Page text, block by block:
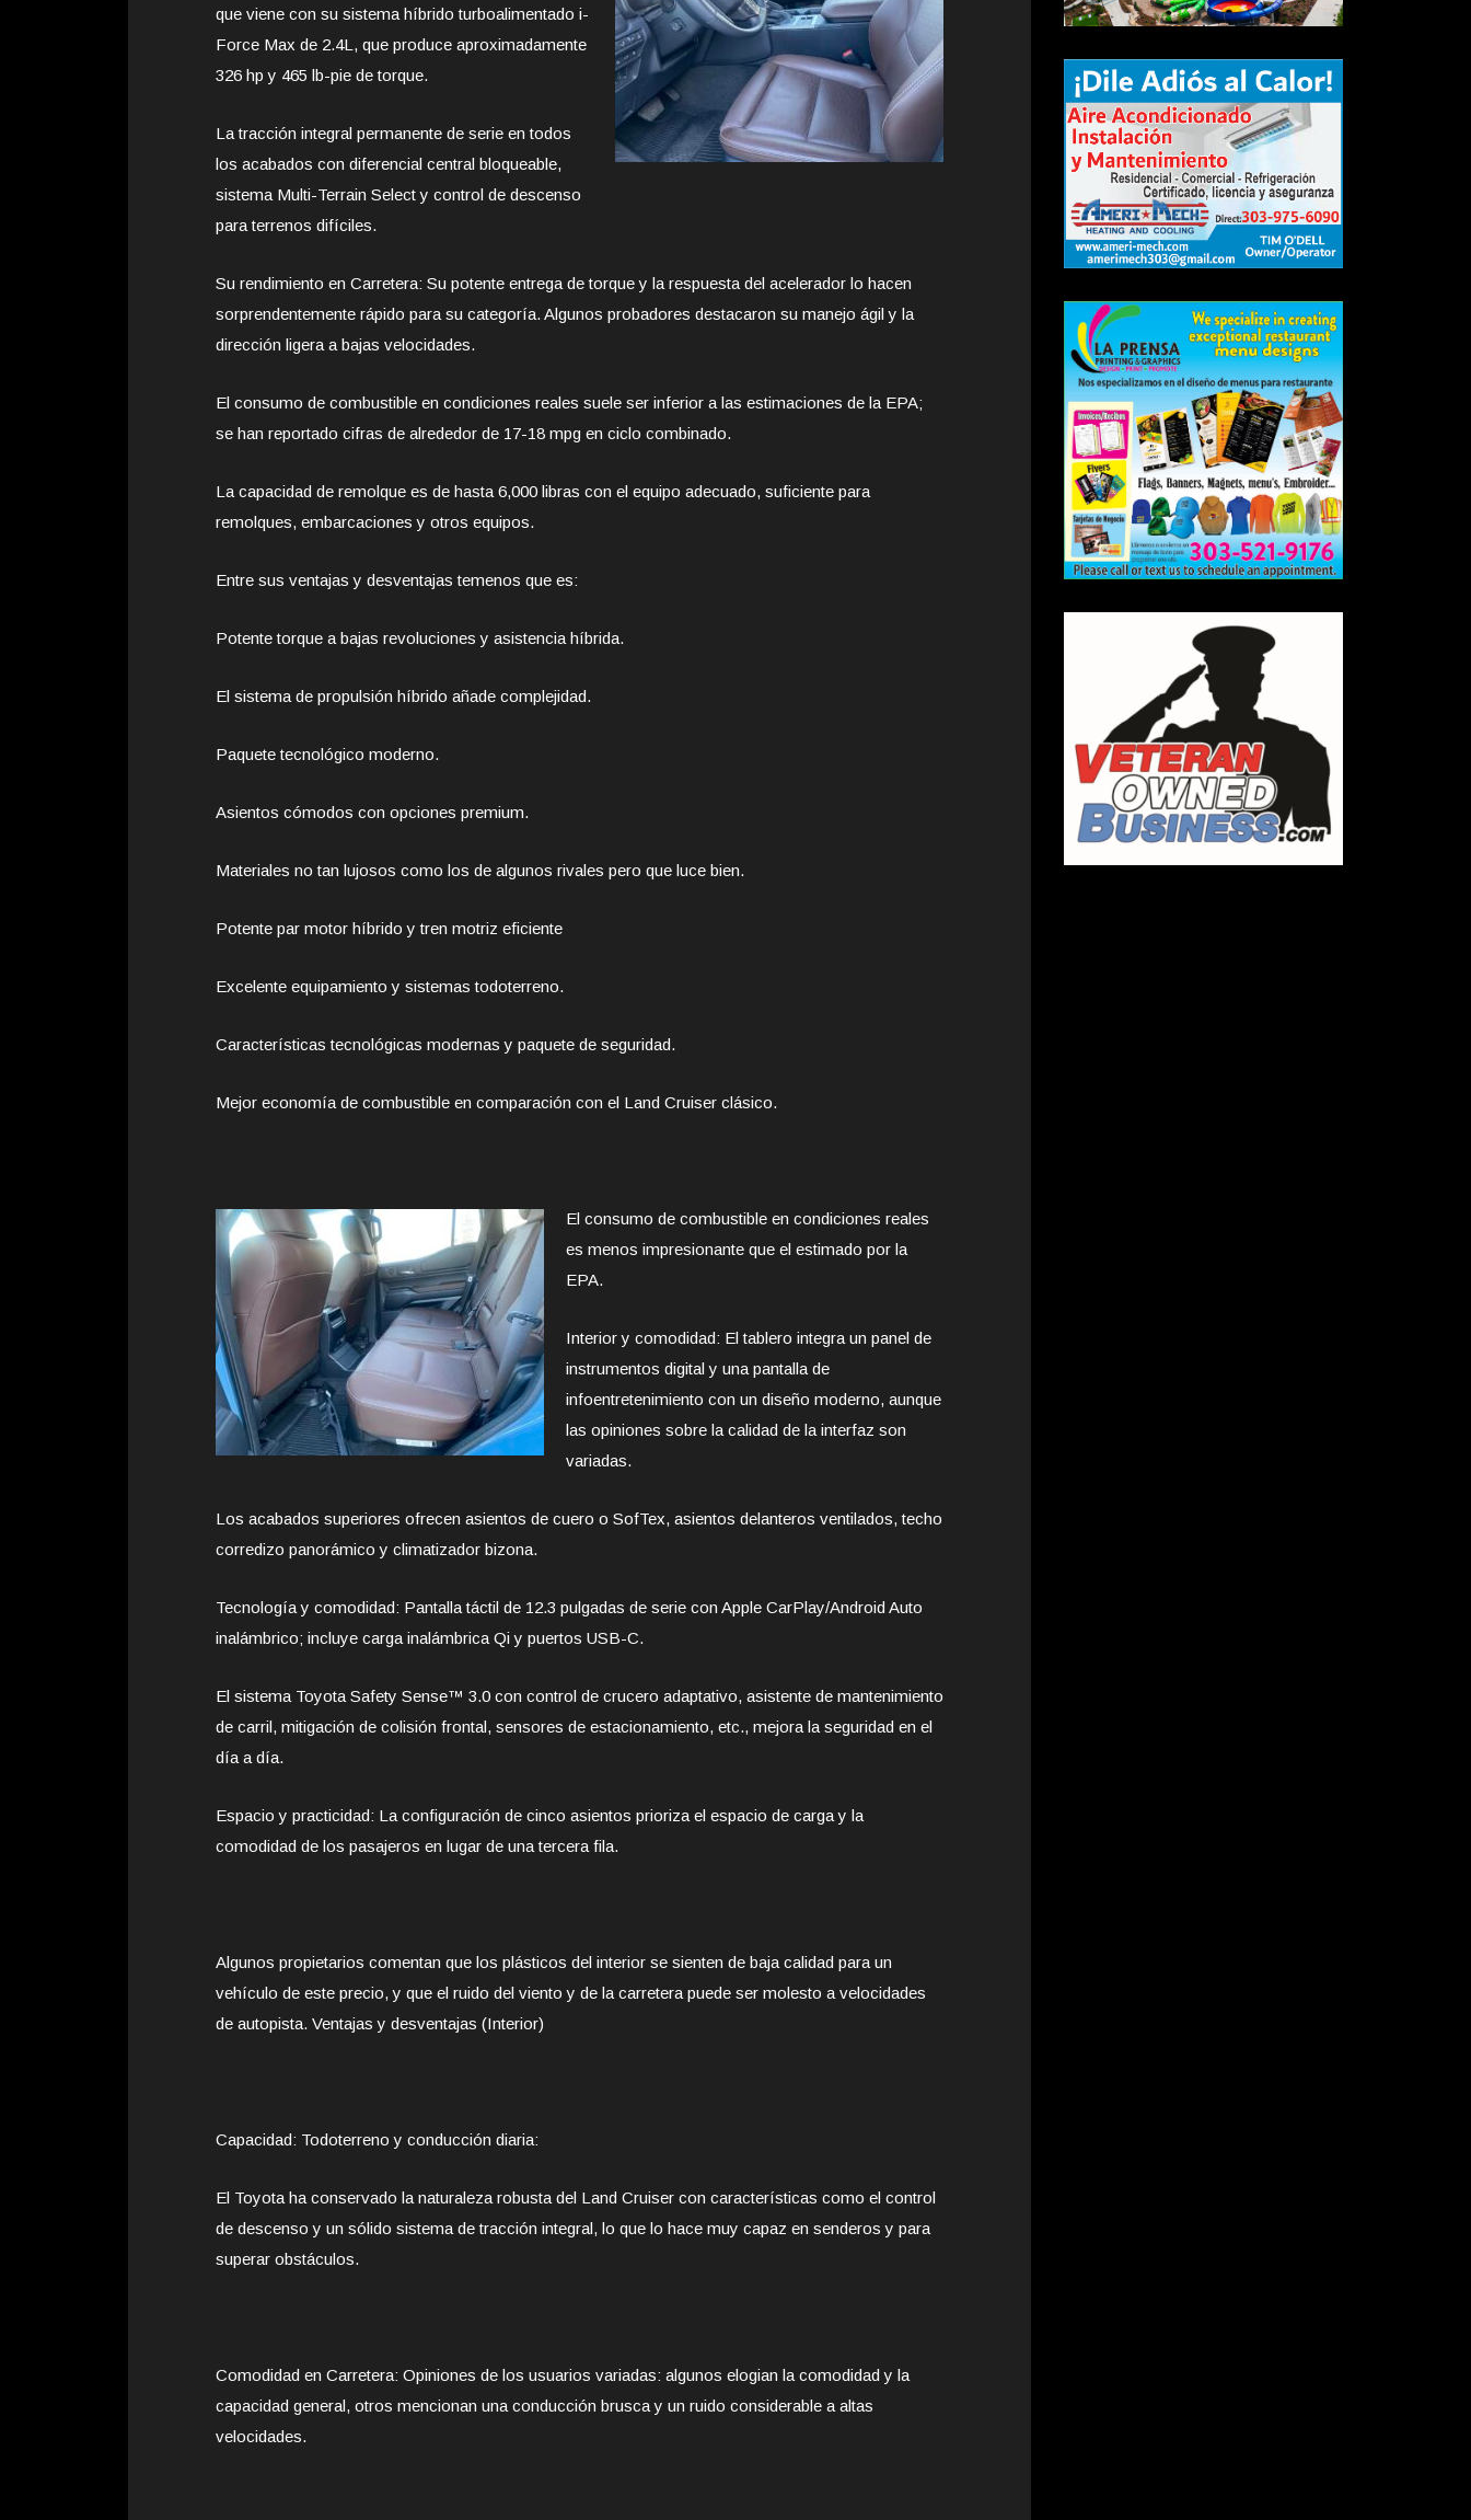
que viene con su sistema híbrido turboalimentado i-
Force Max de 2.4L, que produce aproximadamente
326 hp y 465 lb-pie de torque.
La tracción integral permanente de serie en todos
los acabados con diferencial central bloqueable,
sistema Multi-Terrain Select y control de descenso
para terrenos difíciles.
Su rendimiento en Carretera: Su potente entrega de torque y la respuesta del acelerador lo hacen
sorprendentemente rápido para su categoría. Algunos probadores destacaron su manejo ágil y la
dirección ligera a bajas velocidades.
El consumo de combustible en condiciones reales suele ser inferior a las estimaciones de la EPA;
se han reportado cifras de alrededor de 17-18 mpg en ciclo combinado.
La capacidad de remolque es de hasta 6,000 libras con el equipo adecuado, suficiente para
remolques, embarcaciones y otros equipos.
Entre sus ventajas y desventajas temenos que es:
Potente torque a bajas revoluciones y asistencia híbrida.
El sistema de propulsión híbrido añade complejidad.
Paquete tecnológico moderno.
Asientos cómodos con opciones premium.
Materiales no tan lujosos como los de algunos rivales pero que luce bien.
Potente par motor híbrido y tren motriz eficiente
Excelente equipamiento y sistemas todoterreno.
Características tecnológicas modernas y paquete de seguridad.
Mejor economía de combustible en comparación con el Land Cruiser clásico.
El consumo de combustible en condiciones reales
es menos impresionante que el estimado por la
EPA.
Interior y comodidad: El tablero integra un panel de
instrumentos digital y una pantalla de
infoentretenimiento con un diseño moderno, aunque
las opiniones sobre la calidad de la interfaz son
variadas.
Los acabados superiores ofrecen asientos de cuero o SofTex, asientos delanteros ventilados, techo
corredizo panorámico y climatizador bizona.
Tecnología y comodidad: Pantalla táctil de 12.3 pulgadas de serie con Apple CarPlay/Android Auto
inalámbrico; incluye carga inalámbrica Qi y puertos USB-C.
El sistema Toyota Safety Sense™ 3.0 con control de crucero adaptativo, asistente de mantenimiento
de carril, mitigación de colisión frontal, sensores de estacionamiento, etc., mejora la seguridad en el
día a día.
Espacio y practicidad: La configuración de cinco asientos prioriza el espacio de carga y la
comodidad de los pasajeros en lugar de una tercera fila.
Algunos propietarios comentan que los plásticos del interior se sienten de baja calidad para un
vehículo de este precio, y que el ruido del viento y de la carretera puede ser molesto a velocidades
de autopista. Ventajas y desventajas (Interior)
Capacidad: Todoterreno y conducción diaria:
El Toyota ha conservado la naturaleza robusta del Land Cruiser con características como el control
de descenso y un sólido sistema de tracción integral, lo que lo hace muy capaz en senderos y para
superar obstáculos.
Comodidad en Carretera: Opiniones de los usuarios variadas: algunos elogian la comodidad y la
capacidad general, otros mencionan una conducción brusca y un ruido considerable a altas
velocidades.